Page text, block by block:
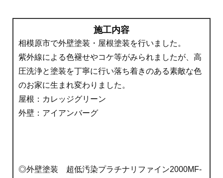
施工内容
相模原市で外壁塗装・屋根塗装を行いました。
紫外線による色褪せやコケ等がみられましたが、高
圧洗浄と塗装を丁寧に行い落ち着きのある素敵な色
のお家に生まれ変わりました。
屋根：カレッジグリーン
外壁：アイアンバーグ
◎外壁塗装 超低汚染プラチナリファイン2000MF-